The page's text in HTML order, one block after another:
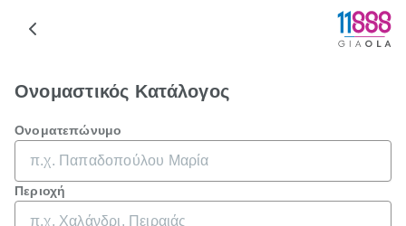
Ονομαστικός Κατάλογος
Ονοματεπώνυμο
Περιοχή